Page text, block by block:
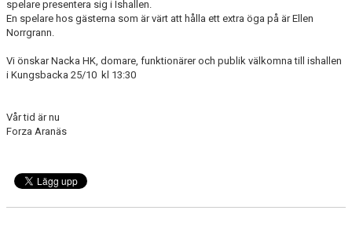
spelare presentera sig i Ishallen.
En spelare hos gästerna som är värt att hålla ett extra öga på är Ellen
Norrgrann.
Vi önskar Nacka HK, domare, funktionärer och publik välkomna till ishallen
i Kungsbacka 25/10 kl 13:30
Vår tid är nu
Forza Aranäs